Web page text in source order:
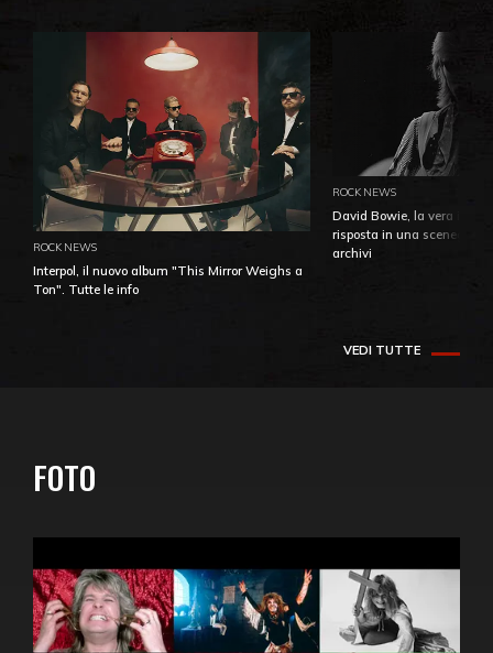
ROCK NEWS
Interpol, il nuovo album "This Mirror Weighs a
Ton". Tutte le info
ROCK NEWS
David Bowie, la vera
risposta in una
archivi
VEDI TUTTE
FOTO